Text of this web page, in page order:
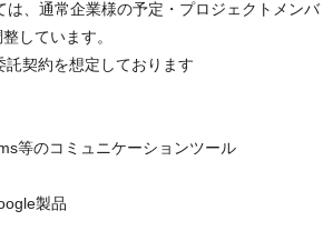
は、通常企業様の予定・プロジェクトメンバ
しています。
託契約を想定しております
等のコミュニケーションツール
製品